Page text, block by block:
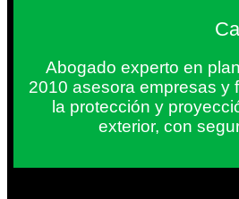
Abogado experto en
2010 asesora empresas y
la protección y
exterior, con